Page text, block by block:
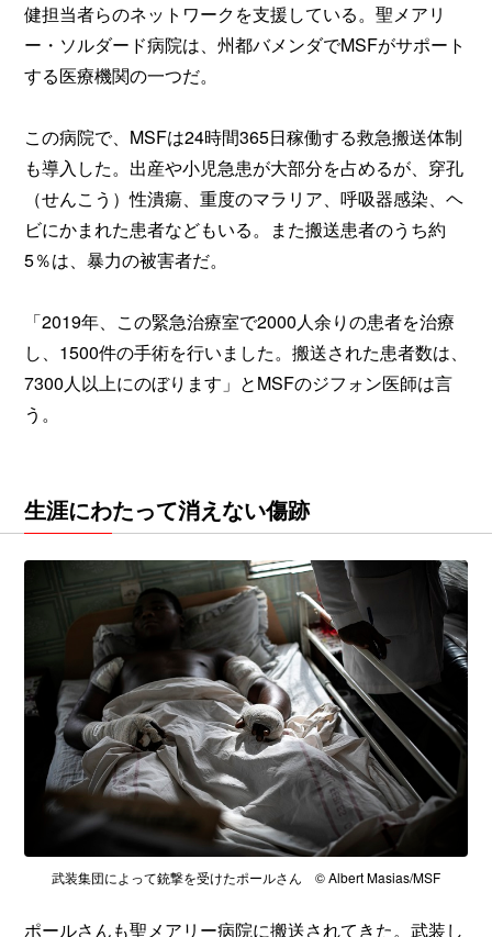
健担当者らのネットワークを支援している。聖メアリ
ー・ソルダード病院は、州都バメンダでMSFがサポート
する医療機関の一つだ。
この病院で、MSFは24時間365日稼働する救急搬送体制
も導入した。出産や小児急患が大部分を占めるが、穿孔
（せんこう）性潰瘍、重度のマラリア、呼吸器感染、ヘ
ビにかまれた患者などもいる。また搬送患者のうち約
5％は、暴力の被害者だ。
「2019年、この緊急治療室で2000人余りの患者を治療
し、1500件の手術を行いました。搬送された患者数は、
7300人以上にのぼります」とMSFのジフォン医師は言
う。
生涯にわたって消えない傷跡
武装集団によって銃撃を受けたポールさん © Albert Masias/MSF
ポールさんも聖メアリー病院に搬送されてきた。武装し